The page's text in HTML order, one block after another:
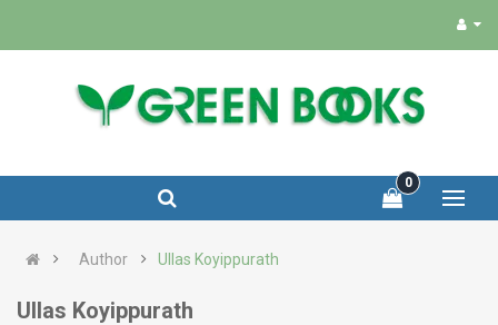
0
Author Ullas Koyippurath
Ullas Koyippurath